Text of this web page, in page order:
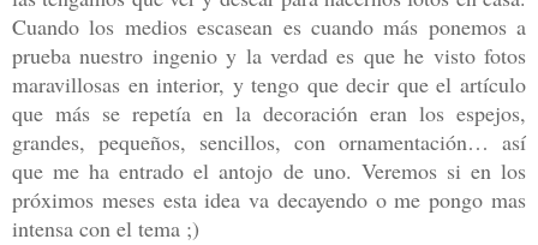
Cuando los medios escasean es cuando más ponemos a
prueba nuestro ingenio y la verdad es que he visto fotos
maravillosas en interior, y tengo que decir que el artículo
que más se repetía en la decoración eran los espejos,
grandes, pequeños, sencillos, con ornamentación… así
que me ha entrado el antojo de uno. Veremos si en los
próximos meses esta idea va decayendo o me pongo mas
intensa con el tema ;)